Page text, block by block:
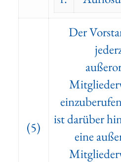
(5)
Der
ist darüber
eine